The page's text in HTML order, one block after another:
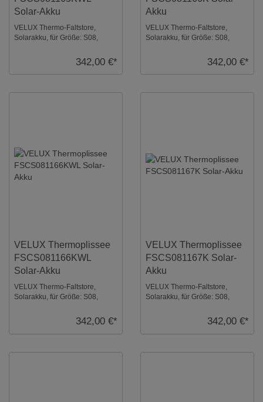
Solar-Akku
VELUX Thermo-Faltstore,
Solarakku, für Größe: S08,
342,00 €*
Akku
VELUX Thermo-Faltstore,
Solarakku, für Größe: S08,
342,00 €*
VELUX Thermoplissee
FSCS081166KWL
Solar-Akku
VELUX Thermo-Faltstore,
Solarakku, für Größe: S08,
Schiene, io-homecontr ...342,00 €*
VELUX Thermoplissee
FSCS081167K Solar-
Akku
VELUX Thermo-Faltstore,
Solarakku, für Größe: S08,
342,00 €*